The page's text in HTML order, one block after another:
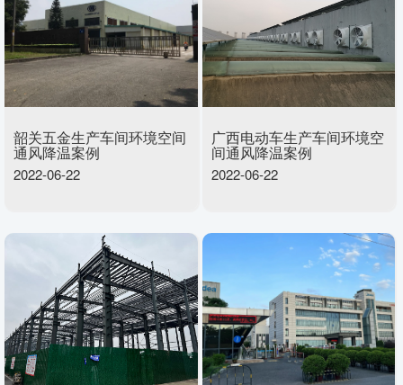
韶关五金生产车间环境空间
通风降温案例
2022-06-22
广西电动车生产车间环境空
间通风降温案例
2022-06-22